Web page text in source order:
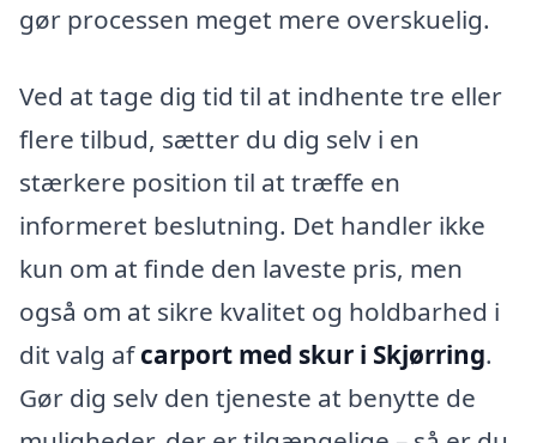
gør processen meget mere overskuelig.
Ved at tage dig tid til at indhente tre eller
flere tilbud, sætter du dig selv i en
stærkere position til at træffe en
informeret beslutning. Det handler ikke
kun om at finde den laveste pris, men
også om at sikre kvalitet og holdbarhed i
dit valg afcarport med skur i Skjørring.
Gør dig selv den tjeneste at benytte de